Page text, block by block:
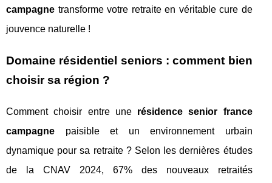
campagne transforme votre retraite en véritable cure de
jouvence naturelle !
Domaine résidentiel seniors : comment bien
choisir sa région ?
Comment choisir entre une résidence senior france
campagne paisible et un environnement urbain
dynamique pour sa retraite ? Selon les dernières études
de la CNAV 2024, 67% des nouveaux retraités